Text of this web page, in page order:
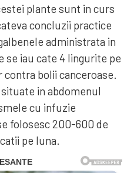
plante sunt in curs
concluzii practice
administrata in
se iau cate 4 lingurite pe
bolii canceroase.
in abdomenul
cu infuzie
folosesc 200-600 de
pe luna.